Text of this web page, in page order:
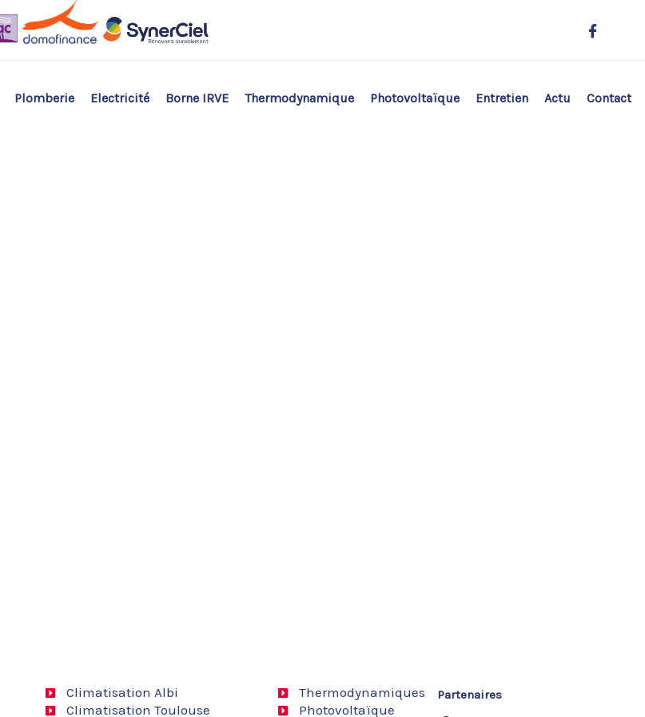
Plomberie Electricité Borne IRVE Thermodynamique Photovoltaïque Entretien Actu Contact
Climatisation Albi
Climatisation Toulouse
Thermodynamiques
Photovoltaïque
Partenaires